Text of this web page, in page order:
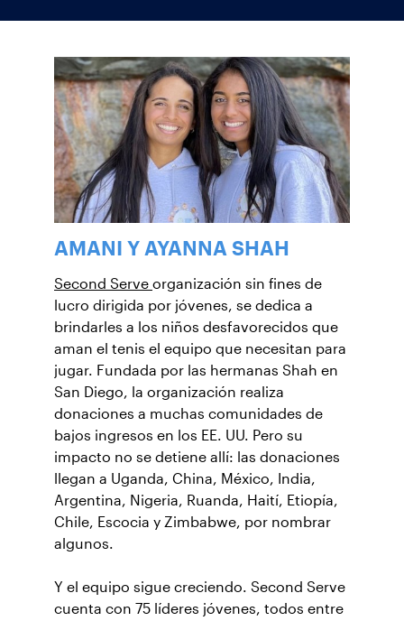
AMANI Y AYANNA SHAH
Second Serve organización sin fines de
lucro dirigida por jóvenes, se dedica a
brindarles a los niños desfavorecidos que
aman el tenis el equipo que necesitan para
jugar. Fundada por las hermanas Shah en
San Diego, la organización realiza
donaciones a muchas comunidades de
bajos ingresos en los EE. UU. Pero su
impacto no se detiene allí: las donaciones
llegan a Uganda, China, México, India,
Argentina, Nigeria, Ruanda, Haití, Etiopía,
Chile, Escocia y Zimbabwe, por nombrar
algunos.
Y el equipo sigue creciendo. Second Serve
cuenta con 75 líderes jóvenes, todos entre